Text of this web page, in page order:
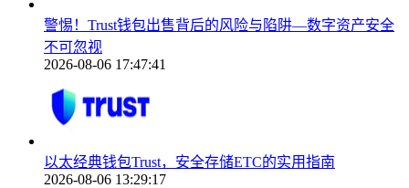
警惕！Trust钱包出售背后的风险与陷阱—数字资产安全
不可忽视
2026-08-06 17:47:41
以太经典钱包Trust，安全存储ETC的实用指南
2026-08-06 13:29:17